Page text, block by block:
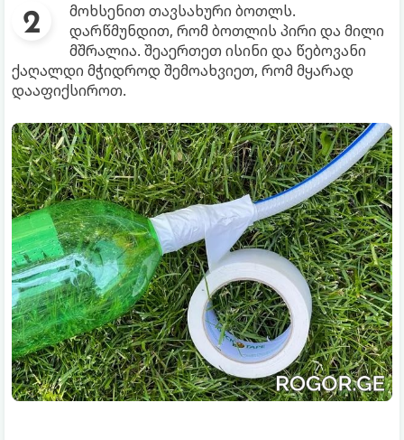
მოხსენით თავსახური ბოთლს.
დარწმუნდით, რომ ბოთლის პირი და მილი
მშრალია. შეაერთეთ ისინი და წებოვანი
ქაღალდი მჭიდროდ შემოახვიეთ, რომ მყარად
დააფიქსიროთ.